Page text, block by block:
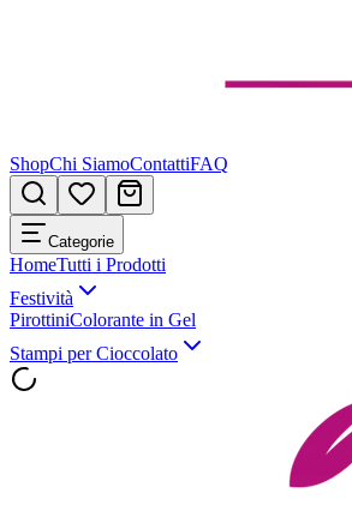
ShopChi SiamoContattiFAQ
Categorie
HomeTutti i Prodotti
Festività
PirottiniColorante in Gel
Stampi per Cioccolato